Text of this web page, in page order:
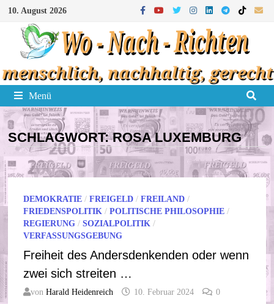
Zum
Inhalt
springen
10. August 2026
Menü
SCHLAGWORT:ROSA LUXEMBURG
DEMOKRATIE /FREIGELD /FREILAND /
FRIEDENSPOLITIK /POLITISCHE PHILOSOPHIE /
REGIERUNG /SOZIALPOLITIK /
VERFASSUNGSGEBUNG
Freiheit des Andersdenkenden oder wenn
zwei sich streiten …
vonHarald Heidenreich 10. Februar 2024 0